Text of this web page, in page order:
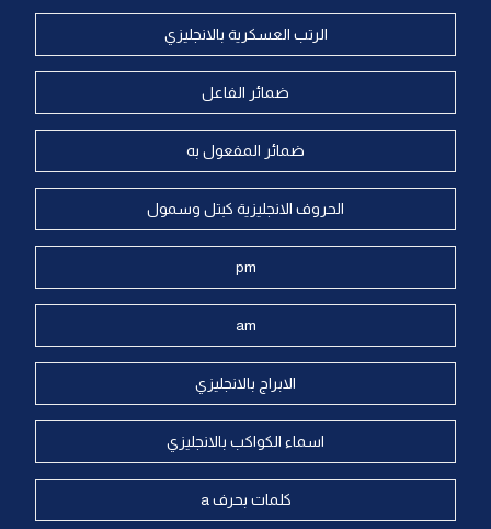
الرتب العسكرية بالانجليزي
ضمائر الفاعل
ضمائر المفعول به
الحروف الانجليزية كبتل وسمول
pm
am
الابراج بالانجليزي
اسماء الكواكب بالانجليزي
كلمات بحرف a